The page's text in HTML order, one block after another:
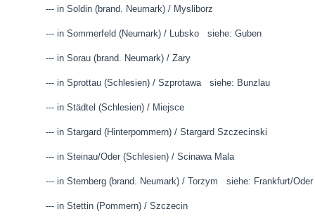
--- in Soldin (brand. Neumark) / Mysliborz
--- in Sommerfeld (Neumark) / Lubsko siehe: Guben
--- in Sorau (brand. Neumark) / Zary
--- in Sprottau (Schlesien) / Szprotawa siehe: Bunzlau
--- in Städtel (Schlesien) / Miejsce
--- in Stargard (Hinterpommern) / Stargard Szczecinski
--- in Steinau/Oder (Schlesien) / Scinawa Mala
--- in Sternberg (brand. Neumark) / Torzym siehe: Frankfurt/Oder
--- in Stettin (Pommern) / Szczecin